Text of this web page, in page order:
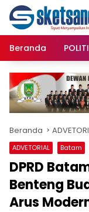
content
Langsung
konten
Beranda
Beranda
ADVETORIAL Batam
DPRD
Benteng
Arus